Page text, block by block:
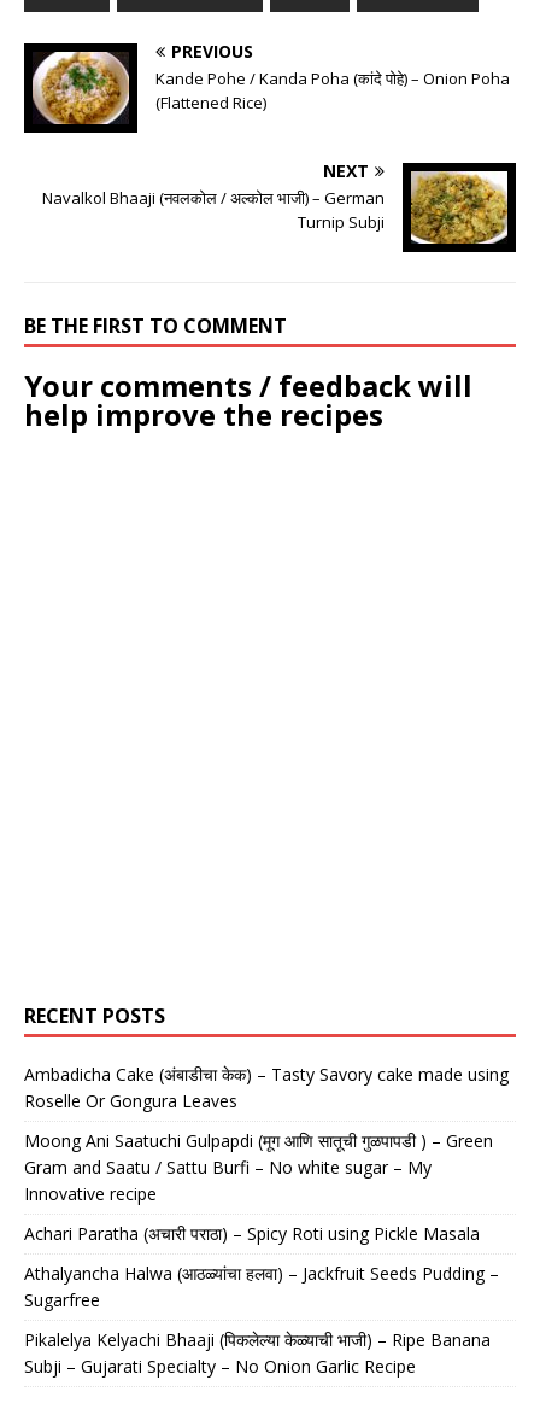
PREVIOUS
Kande Pohe / Kanda Poha (कांदे पोहे) – Onion Poha
(Flattened Rice)
NEXT
Navalkol Bhaaji (नवलकोल / अल्कोल भाजी) – German
Turnip Subji
BE THE FIRST TO COMMENT
Your comments / feedback will
help improve the recipes
RECENT POSTS
Ambadicha Cake (अंबाडीचा केक) – Tasty Savory cake made using
Roselle Or Gongura Leaves
Moong Ani Saatuchi Gulpapdi (मूग आणि सातूची गुळपापडी ) – Green
Gram and Saatu / Sattu Burfi – No white sugar – My
Innovative recipe
Achari Paratha (अचारी पराठा) – Spicy Roti using Pickle Masala
Athalyancha Halwa (आठळ्यांचा हलवा) – Jackfruit Seeds Pudding –
Sugarfree
Pikalelya Kelyachi Bhaaji (पिकलेल्या केळ्याची भाजी) – Ripe Banana
Subji – Gujarati Specialty – No Onion Garlic Recipe